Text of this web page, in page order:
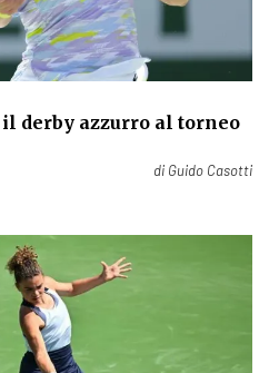
derby azzurro al torneo
di Guido Casotti